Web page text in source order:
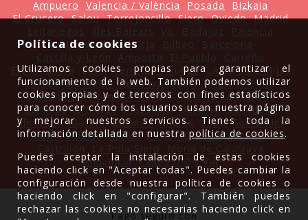
Ampuero
Valencia / València Posada
Bizkaia
El Crucero Salou Torrejoncillo Siero Oviedo Madrid
Sant Joan de Labritja
Extremadura
León Ferrera Colunga
La Cala de Mijas
Parres Moral De Calatrava
Poble Nou Del Delta
Barcelona Alicante / Alacant
Castilla La Mancha
Córdoba Granada Plasencia Ourense
Valladolid
Alicante / Alacant
Cáceres Mieres Caso Santander
Lugo Salinas Cartes Asturias León Latores
Andalucía
Castrelo Do Val
Pago seguro con
Política de cookies
Utilizamos cookies propias para garantizar el
funcionamiento de la web. También podemos utilizar
cookies propias y de terceros con fines estadísticos
para conocer cómo los usuarios usan nuestra página
y mejorar nuestros servicios. Tienes toda la
información detallada en nuestrapolítica de cookies.
Puedes aceptar la instalación de estas cookies
haciendo click en "Aceptar todas". Puedes cambiar la
configuración desde nuestra política de cookies o
haciendo click en "configurar". También puedes
rechazar las cookies no necesarias haciendo click en